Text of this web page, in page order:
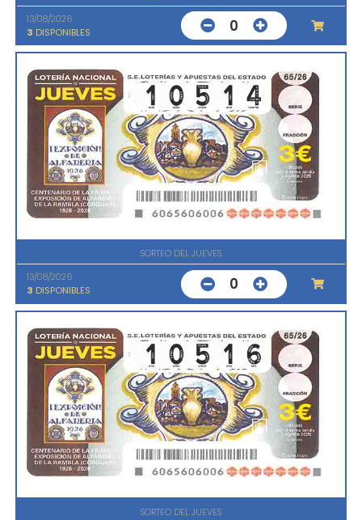
13/08/2026
3 DISPONIBLES 0
SORTEO DEL JUEVES
13/08/2026
3 DISPONIBLES 0
SORTEO DEL JUEVES